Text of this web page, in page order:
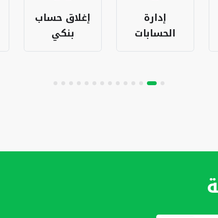
إغلاق حساب
بنكي
البطاقات
البنكية